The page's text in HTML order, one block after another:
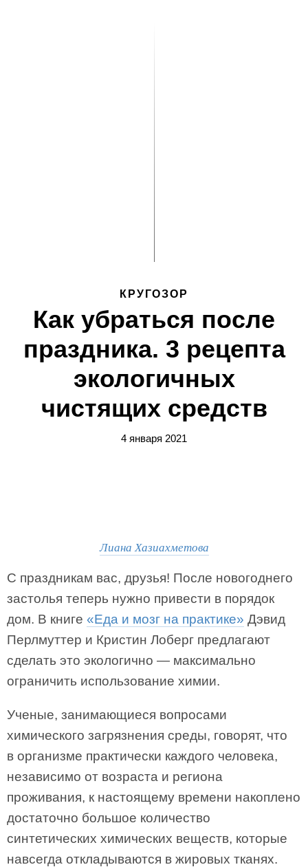
КРУГОЗОР
Как убраться после
праздника. 3 рецепта
экологичных
чистящих средств
4 января 2021
Лиана Хазиахметова
С праздникам вас, друзья! После новогоднего
застолья теперь нужно привести в порядок
дом. В книге «Еда и мозг на практике» Дэвид
Перлмуттер и Кристин Лоберг предлагают
сделать это экологично — максимально
ограничить использование химии.
Ученые, занимающиеся вопросами
химического загрязнения среды, говорят, что
в организме практически каждого человека,
независимо от возраста и региона
проживания, к настоящему времени накоплено
достаточно большое количество
синтетических химических веществ, которые
навсегда откладываются в жировых тканях.